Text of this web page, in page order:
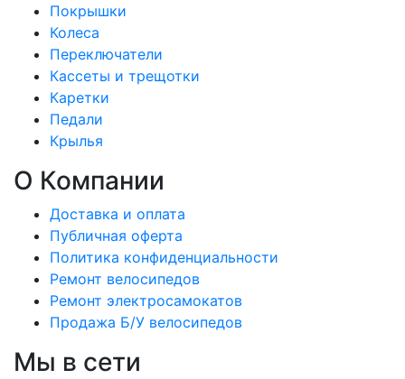
Покрышки
Колеса
Переключатели
Кассеты и трещотки
Каретки
Педали
Крылья
О Компании
Доставка и оплата
Публичная оферта
Политика конфиденциальности
Ремонт велосипедов
Ремонт электросамокатов
Продажа Б/У велосипедов
Мы в сети